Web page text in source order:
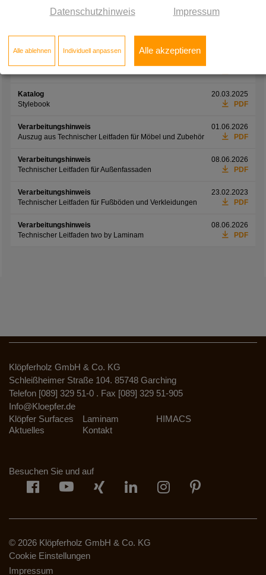
Laminam Surfaces Book 2026
two by Laminam
Katalog
Stylebook
20.03.2025
PDF
Verarbeitungshinweis
Auszug aus Technischer Leitfaden für Möbel und Zubehör
01.06.2026
PDF
Verarbeitungshinweis
Technischer Leitfaden für Außenfassaden
08.06.2026
PDF
Verarbeitungshinweis
Technischer Leitfaden für Fußböden und Verkleidungen
23.02.2023
PDF
Verarbeitungshinweis
Technischer Leitfaden two by Laminam
08.06.2026
PDF
Klöpferholz GmbH & Co. KG
Schleißheimer Straße 104. 85748 Garching
Telefon [089] 329 51-0 . Fax [089] 329 51-905
Info@Kloepfer.de
Klöpfer Surfaces
Laminam
HIMACS
Aktuelles
Kontakt
Besuchen Sie und auf
© 2026 Klöpferholz GmbH & Co. KG
Cookie Einstellungen
Impressum
Datenschutzhinweis Impressum
Alle ablehnen Individuell anpassen Alle akzeptieren